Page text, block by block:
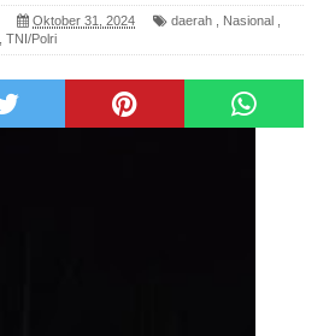
Oktober 31, 2024 daerah Nasional
TNI/Polri